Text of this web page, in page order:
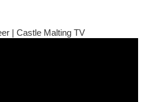
| Castle Malting TV